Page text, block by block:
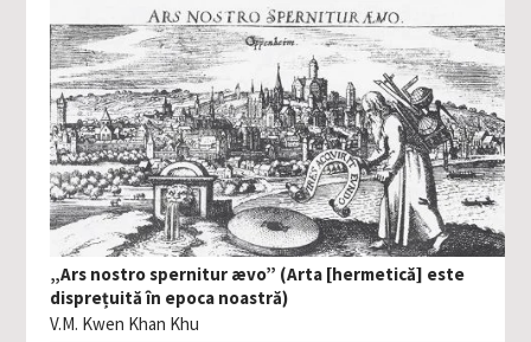
„Ars nostro spernitur ævo” (Arta [hermetică] este
disprețuită în epoca noastră)
V.M. Kwen Khan Khu